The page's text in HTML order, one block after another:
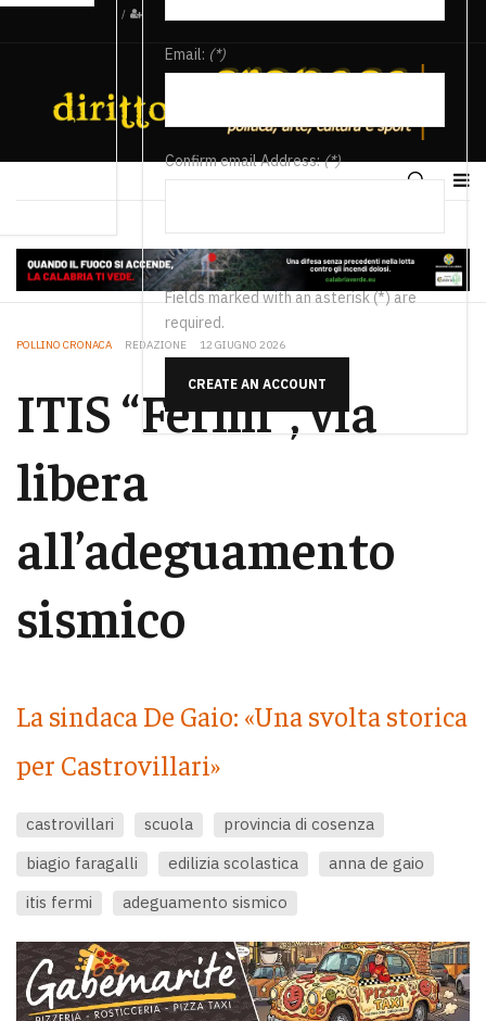
/
Email: (*)
Confirm email Address:(*)
Fields marked with an asterisk (*) are
required.
CREATE AN ACCOUNT
POLLINO CRONACA REDAZIONE 12 GIUGNO 2026
ITIS “Fermi”, via
libera
all’adeguamento
sismico
La sindaca De Gaio: «Una svolta storica
per Castrovillari»
castrovillari scuola
provincia di cosenza
biagio faragalli
edilizia scolastica
anna de gaio
itis fermi
adeguamento sismico